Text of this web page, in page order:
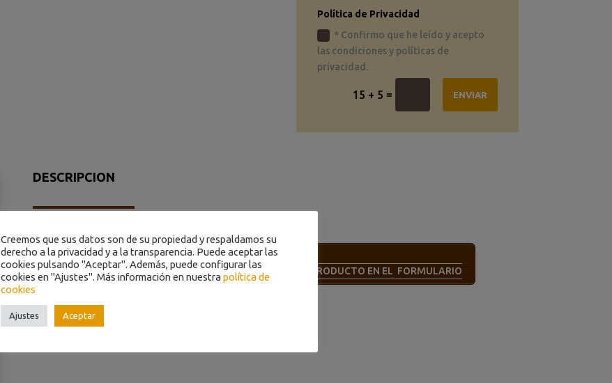
Política de Privacidad
* Confirmo que he leído y acepto
las condiciones y políticas de
privacidad.
15 + 5 = ENVIAR
DESCRIPCION
SOLICITE NUESTRO MEJOR PRECIO PARA ESTE PRODUCTO EN EL FORMULARIO
Creemos que sus datos son de su propiedad y respaldamos su
derecho a la privacidad y a la transparencia. Puede aceptar las
cookies pulsando "Aceptar". Además, puede configurar las
cookies en "Ajustes". Más información en nuestra política de
cookies
Ajustes Aceptar